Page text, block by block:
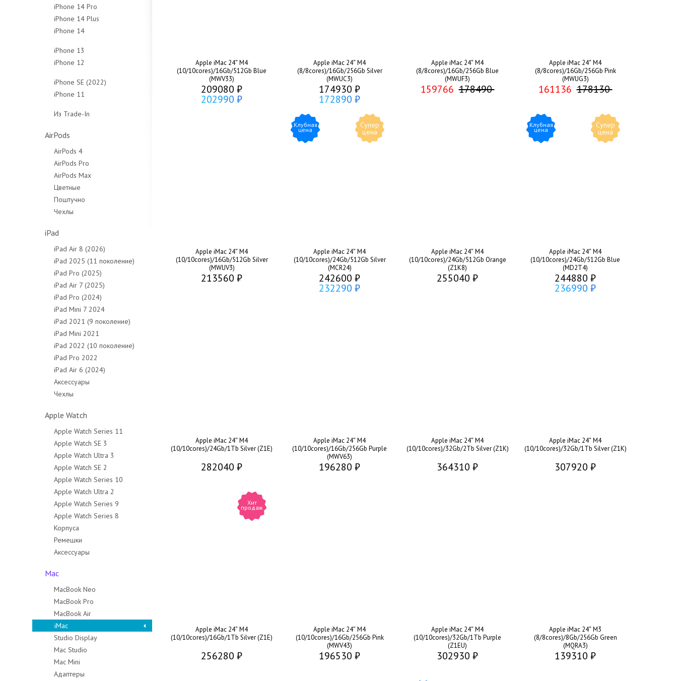
Чехлы
Чехлы
Чехлы
128Gb
256Gb
512Gb
Чехлы
iPhone 14 Pro
128Gb
256Gb
iPhone 14 Plus
128Gb
iPhone 14
Чехлы
iPhone 13
128Gb
iPhone 12
Чехлы
iPhone SE (2022)
64Gb
Чехлы
Защитные стёкла
iPhone 11
Чехлы
Из Trade-In
AirPods
AirPods 4
AirPods Pro
AirPods Max
Цветные
Поштучно
Чехлы
iPad
iPad Air 8 (2026)
iPad 2025 (11 поколение)
iPad Pro (2025)
iPad Air 7 (2025)
iPad Pro (2024)
iPad Mini 7 2024
iPad 2021 (9 поколение)
iPad Mini 2021
iPad 2022 (10 поколение)
iPad Pro 2022
iPad Air 6 (2024)
Аксессуары
Чехлы
Apple Watch
Apple Watch Series 11
Apple Watch SE 3
Apple Watch Ultra 3
Apple Watch SE 2
Apple Watch Series 10
Apple Watch Ultra 2
Apple Watch Series 9
Apple Watch Series 8
Корпуса
Ремешки
Аксессуары
Mac
MacBook Neo
MacBook Pro
MacBook Pro 14"
MacBook Pro 16"
MacBook Air
iMac
Studio Display
Mac Studio
Mac Mini
Адаптеры
Apple iMac 24″ M4
(10/10cores)/16Gb/512Gb Blue
(MWV33)
209080 ₽
202990 ₽
Apple iMac 24″ M4
(8/8cores)/16Gb/256Gb Silver
(MWUC3)
174930 ₽
172890 ₽
Apple iMac 24″ M4
(8/8cores)/16Gb/256Gb Blue
(MWUF3)
159766 178490
Apple iMac 24″ M4
(8/8cores)/16Gb/256Gb Pink
(MWUG3)
161136 178130
Apple iMac 24″ M4
(10/10cores)/16Gb/512Gb Silver
(MWUV3)
213560 ₽
Супер
цена
Клубная
цена
Apple iMac 24″ M4
(10/10cores)/24Gb/512Gb Silver
(MCR24)
242600 ₽
232290 ₽
Apple iMac 24″ M4
(10/10cores)/24Gb/512Gb Orange
(Z1K8)
255040 ₽
Супер
цена
Клубная
цена
Apple iMac 24″ M4
(10/10cores)/24Gb/512Gb Blue
(MD2T4)
244880 ₽
236990 ₽
Apple iMac 24″ M4
(10/10cores)/24Gb/1Tb Silver (Z1E)
282040 ₽
Apple iMac 24″ M4
(10/10cores)/16Gb/256Gb Purple
(MWV63)
196280 ₽
Apple iMac 24″ M4
(10/10cores)/32Gb/2Tb Silver (Z1K)
364310 ₽
Apple iMac 24″ M4
(10/10cores)/32Gb/1Tb Silver (Z1K)
307920 ₽
Хит
продаж
Apple iMac 24″ M4
(10/10cores)/16Gb/1Tb Silver (Z1E)
256280 ₽
Apple iMac 24″ M4
(10/10cores)/16Gb/256Gb Pink
(MWV43)
196530 ₽
Apple iMac 24″ M4
(10/10cores)/32Gb/1Tb Purple
(Z1EU)
302930 ₽
Apple iMac 24″ M3
(8/8cores)/8Gb/256Gb Green
(MQRA3)
139310 ₽